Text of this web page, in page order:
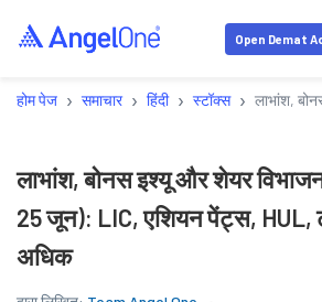
Open Demat
होम पेज › समाचार › हिंदी › स्टॉक्स › लाभांश,
लाभांश, बोनस इश्यू और शेयर
25 जून): LIC, एशियन पेंट्स, HUL,
अधिक